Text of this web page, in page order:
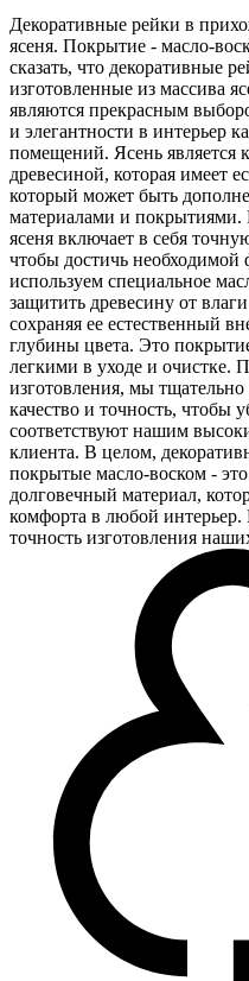
Декоративные рейки в
ясеня. Покрытие - масло-
сказать, что декоративные
изготовленные из массива
являются прекрасным
и элегантности в интерьер
помещений. Ясень является
древесиной, которая имеет
который может быть
материалами и покрытиями.
ясеня включает в себя
чтобы достичь
используем специальное
защитить древесину от
сохраняя ее естественный
глубины цвета. Это
легкими в уходе и очистке.
изготовления, мы
качество и точность, чтобы
соответствуют нашим
клиента. В целом,
покрытые масло-воском -
долговечный материал,
комфорта в любой
точность изготовления